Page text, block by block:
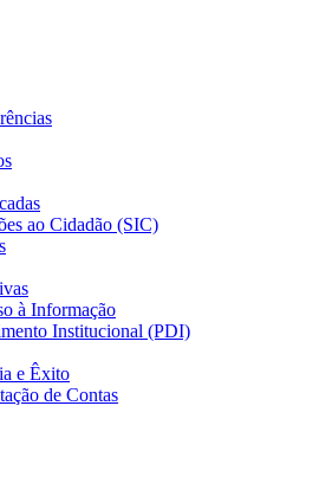
ao Cidadão (SIC)
à Informação
Institucional (PDI)
e Êxito
de Contas